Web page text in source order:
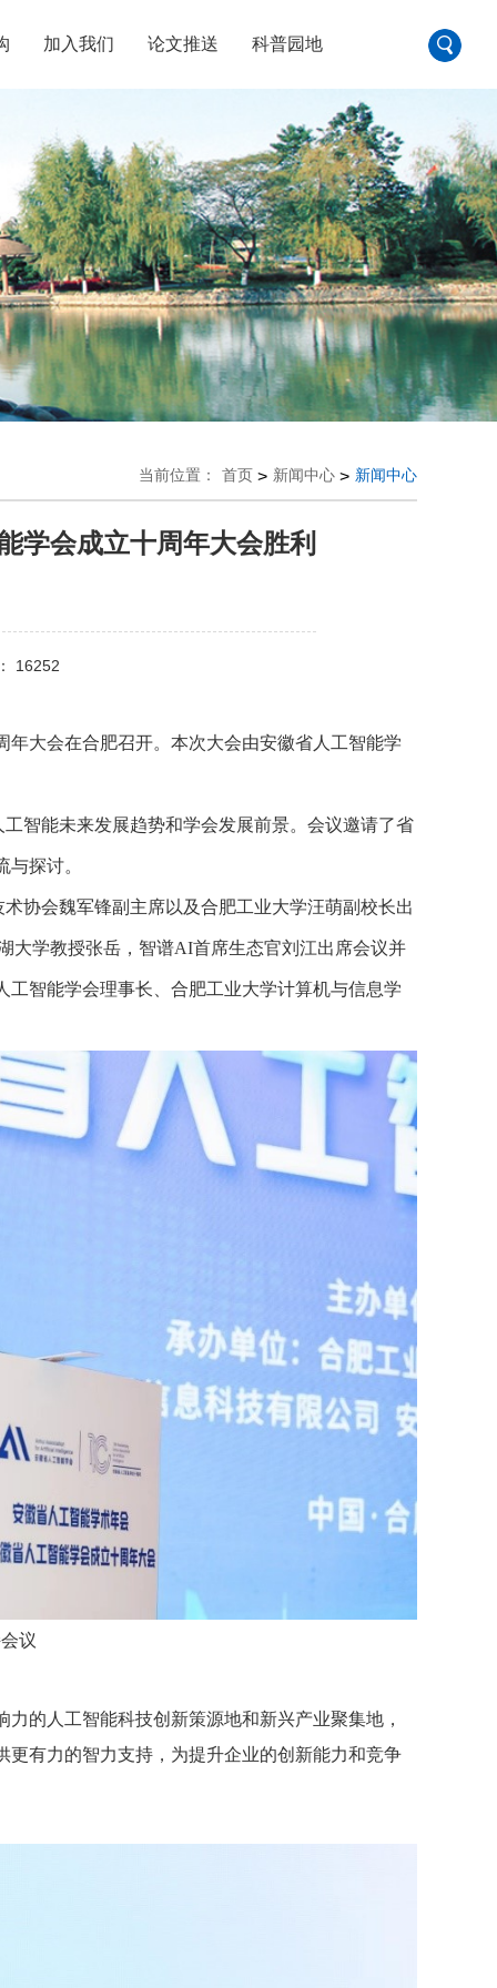
加入我们 论文推送 科普园地
当前位置： 首页 > 新闻中心 > 新闻中心
学会成立十周年大会胜利
16252
大会在合肥召开。本次大会由安徽省人工智能学
智能未来发展趋势和学会发展前景。会议邀请了省
探讨。
协会魏军锋副主席以及合肥工业大学汪萌副校长出
大学教授张岳，智谱AI首席生态官刘江出席会议并
智能学会理事长、合肥工业大学计算机与信息学
议
的人工智能科技创新策源地和新兴产业聚集地，
有力的智力支持，为提升企业的创新能力和竞争